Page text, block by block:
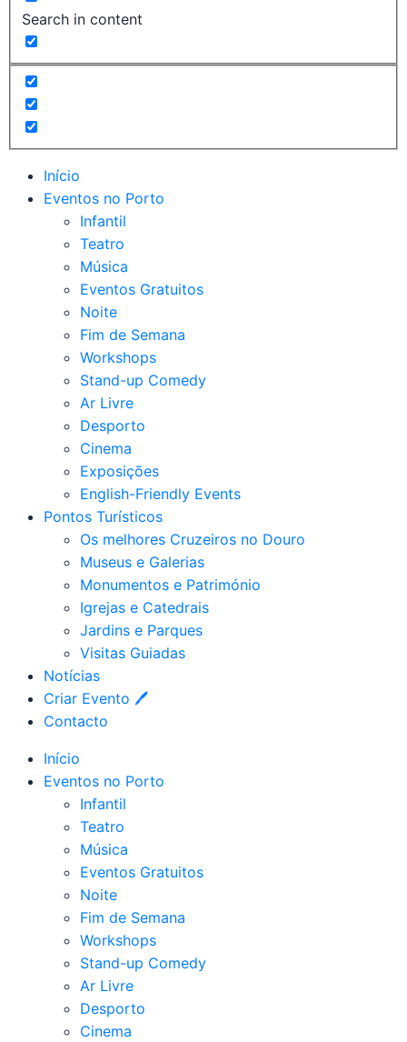
Search in content
Início
Eventos no Porto
Infantil
Teatro
Música
Eventos Gratuitos
Noite
Fim de Semana
Workshops
Stand-up Comedy
Ar Livre
Desporto
Cinema
Exposições
English-Friendly Events
Pontos Turísticos
Os melhores Cruzeiros no Douro​
Museus e Galerias
Monumentos e Património
Igrejas e Catedrais
Jardins e Parques
Visitas Guiadas
Notícias
Criar Evento 🖊
Contacto
Início
Eventos no Porto
Infantil
Teatro
Música
Eventos Gratuitos
Noite
Fim de Semana
Workshops
Stand-up Comedy
Ar Livre
Desporto
Cinema